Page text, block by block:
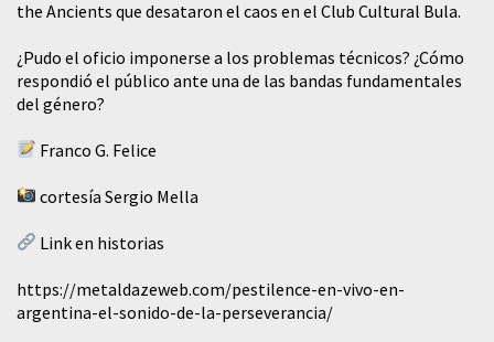
the Ancients que desataron el caos en el Club Cultural Bula.
¿Pudo el oficio imponerse a los problemas técnicos? ¿Cómo
respondió el público ante una de las bandas fundamentales
del género?
Franco G. Felice
cortesía Sergio Mella
Link en historias
https://metaldazeweb.com/pestilence-en-vivo-en-
argentina-el-sonido-de-la-perseverancia/